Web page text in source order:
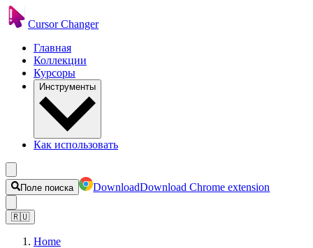
Cursor Changer
Главная
Коллекции
Курсоры
Инструменты
Как использовать
Поле поиска DownloadDownload Chrome extension
🇷🇺
Home